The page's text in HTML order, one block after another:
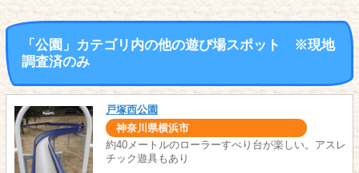
「公園」カテゴリ内の他の遊び場スポット ※現地
調査済のみ
戸塚西公園
神奈川県横浜市
約40メートルのローラーすべり台が楽しい。アスレ
チック遊具もあり